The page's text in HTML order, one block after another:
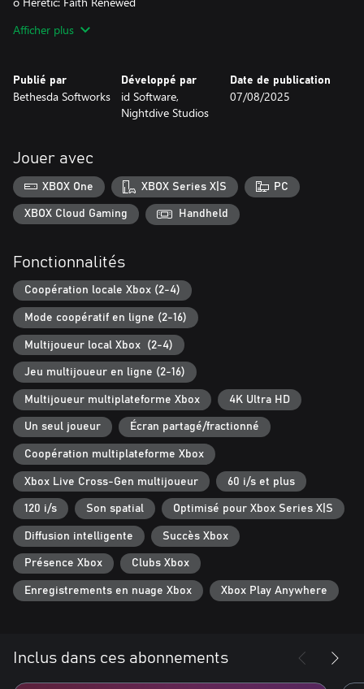
companies. All rights reserved. HERETIC and HEXEN are
trademarks of Activision Publishing, Inc. HERETIC and HEXEN:
BEYOND HERETIC © 1994-2020 Raven Software. All rights
https://eulas.bethesda.net/Heretic%20+%20Hexen
Afficher plus
Publié par
Bethesda Softworks
Développé par
id Software,
Nightdive Studios
Date de publication
07/08/2025
Jouer avec
XBOX One XBOX Series X|S PC
XBOX Cloud Gaming Handheld
Fonctionnalités
Coopération locale Xbox (2-4)
Mode coopératif en ligne (2-16)
Multijoueur local Xbox (2-4)
Jeu multijoueur en ligne (2-16)
Multijoueur multiplateforme Xbox 4K Ultra HD
Un seul joueur Écran partagé/fractionné
Coopération multiplateforme Xbox
Xbox Live Cross-Gen multijoueur 60 i/s et plus
120 i/s Son spatial Optimisé pour Xbox Series X|S
Diffusion intelligente Succès Xbox
Présence Xbox Clubs Xbox
Enregistrements en nuage Xbox Xbox Play Anywhere
Inclus dans ces abonnements